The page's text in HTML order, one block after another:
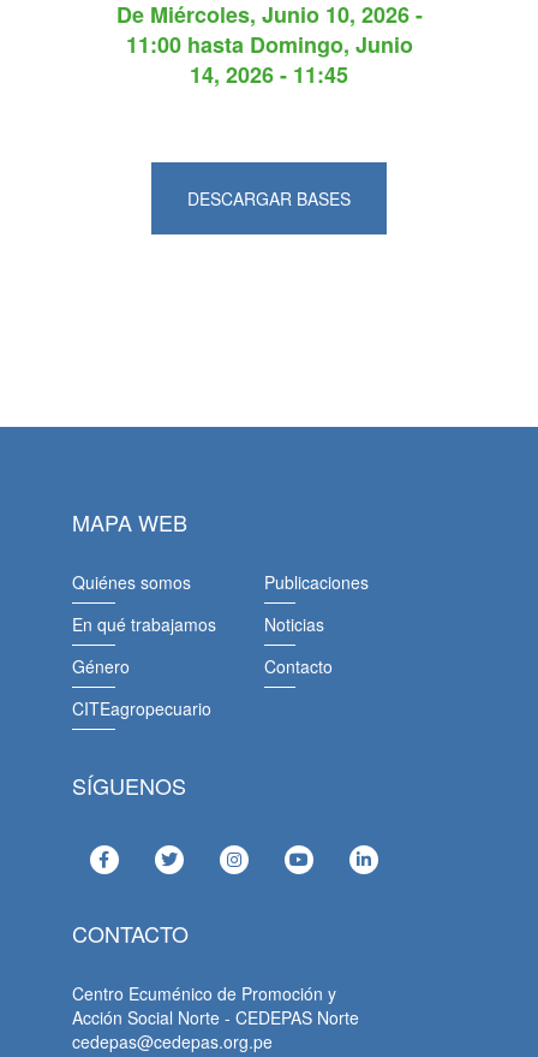
De Miércoles, Junio 10, 2026 -
11:00hasta Domingo, Junio
14, 2026 - 11:45
DESCARGAR BASES
MAPA WEB
Quiénes somos
En qué trabajamos
Género
CITEagropecuario
Publicaciones
Noticias
Contacto
SÍGUENOS
CONTACTO
Centro Ecuménico de Promoción y
Acción Social Norte - CEDEPAS Norte
cedepas@cedepas.org.pe